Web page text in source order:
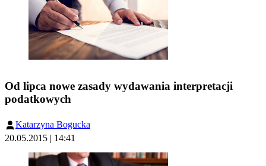
Od lipca nowe zasady wydawania interpretacji
podatkowych
Katarzyna Bogucka
20.05.2015 | 14:41